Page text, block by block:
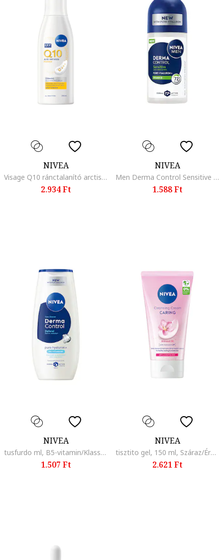
NIVEA
Visage Q10 ránctalanító arctisztító tej, 200 ml
2.934 Ft
NIVEA
Men Derma Control Sensitive golyós dezodor, 72 órás izzadásgátló védelem, 50 ml
1.588 Ft
NIVEA
tusfurdo ml, B5-vitamin/Klasszikus
1.507 Ft
NIVEA
tisztito gel, 150 ml, Száraz/Érzékeny
2.621 Ft